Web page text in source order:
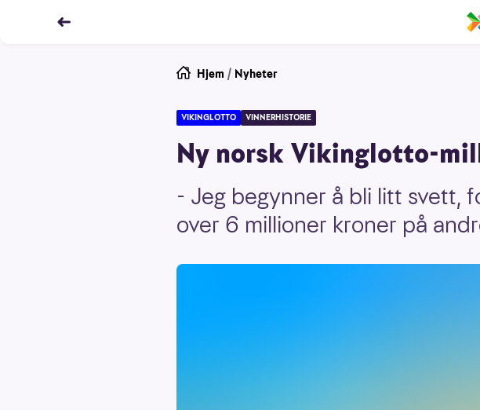
Hjem / Nyheter
VIKINGLOTTO VINNERHISTORIE
Ny norsk Vikinglotto-
- Jeg begynner å bli litt svett,
over 6 millioner kroner på